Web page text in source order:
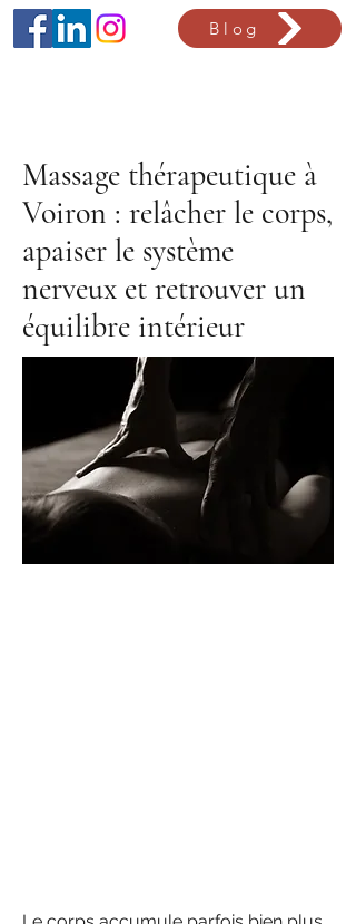
Blog
Massage thérapeutique à
Voiron : relâcher le corps,
apaiser le système
nerveux et retrouver un
équilibre intérieur